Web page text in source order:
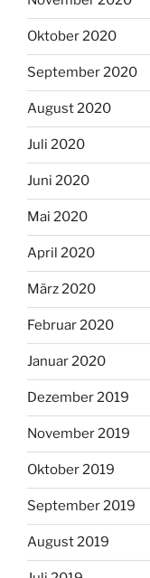
Oktober 2020
September 2020
August 2020
Juli 2020
Juni 2020
Mai 2020
April 2020
März 2020
Februar 2020
Januar 2020
Dezember 2019
November 2019
Oktober 2019
September 2019
August 2019